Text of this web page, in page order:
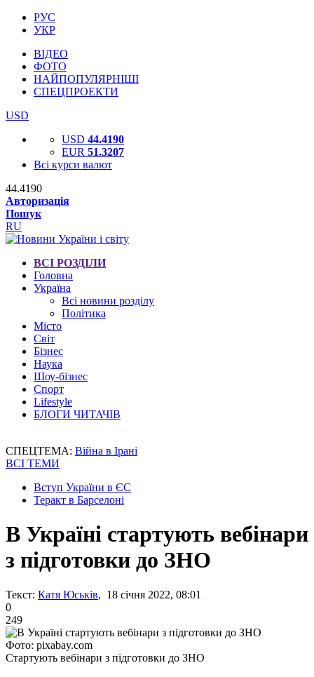
РУС
УКР
ВІДЕО
ФОТО
НАЙПОПУЛЯРНІШІ
СПЕЦПРОЕКТИ
USD
USD 44.4190
EUR 51.3207
Всі курси валют
44.4190
Авторизація
Пошук
RU
ВСІ РОЗДІЛИ
Головна
Україна
Всі новини розділу
Політика
Місто
Світ
Бізнес
Наука
Шоу-бізнес
Спорт
Lifestyle
БЛОГИ ЧИТАЧІВ
СПЕЦТЕМА: Війна в Ірані
ВСІ ТЕМИ
Вступ України в ЄС
Теракт в Барселоні
В Україні стартують вебінари
з підготовки до ЗНО
Текст: Катя Юськів, 18 січня 2022, 08:01
0
249
Фото: pixabay.com
Стартують вебінари з підготовки до ЗНО